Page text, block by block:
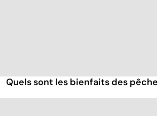
Quels sont les bienfaits des